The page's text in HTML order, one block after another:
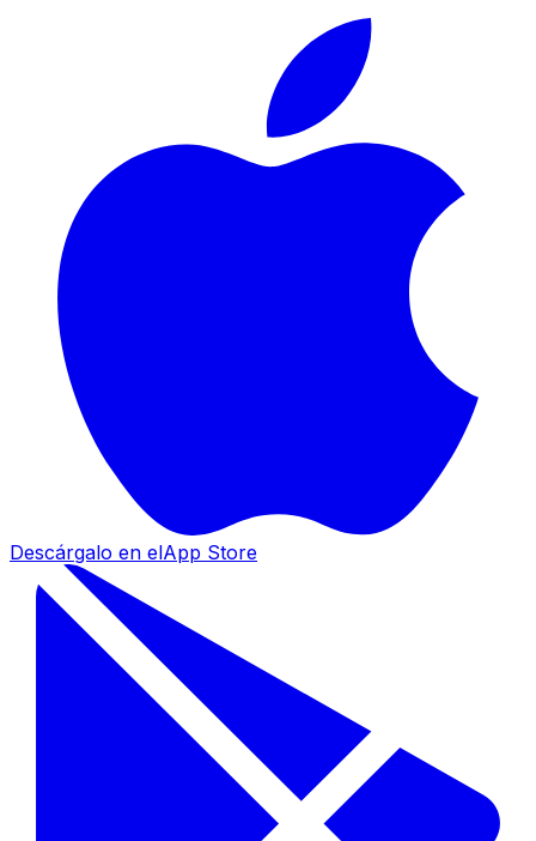
Descárgalo en elApp Store